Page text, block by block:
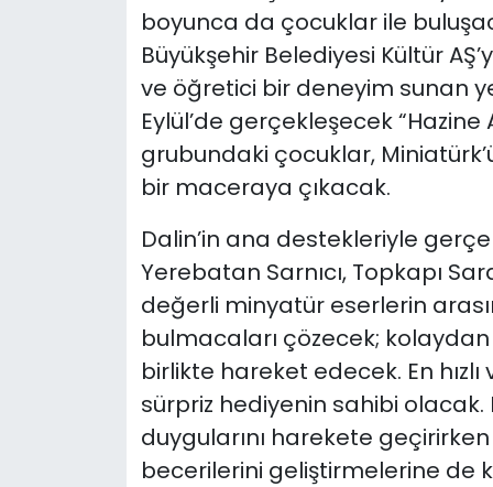
boyunca da çocuklar ile
Büyükşehir Belediyesi Kültür
ve öğretici bir deneyim sunan
Eylül’de gerçekleşecek “Hazine
grubundaki çocuklar,
bir maceraya çıkacak.
Dalin’in ana destekleriyle
Yerebatan Sarnıcı, Topkapı
değerli minyatür eserlerin
bulmacaları çözecek; kolaydan
birlikte hareket edecek. En
sürpriz hediyenin sahibi
duygularını harekete
becerilerini geliştirmelerine de